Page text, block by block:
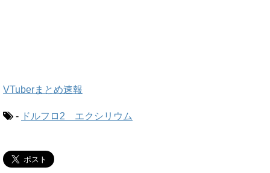
VTuberまとめ速報
- ドルフロ2 エクシリウム